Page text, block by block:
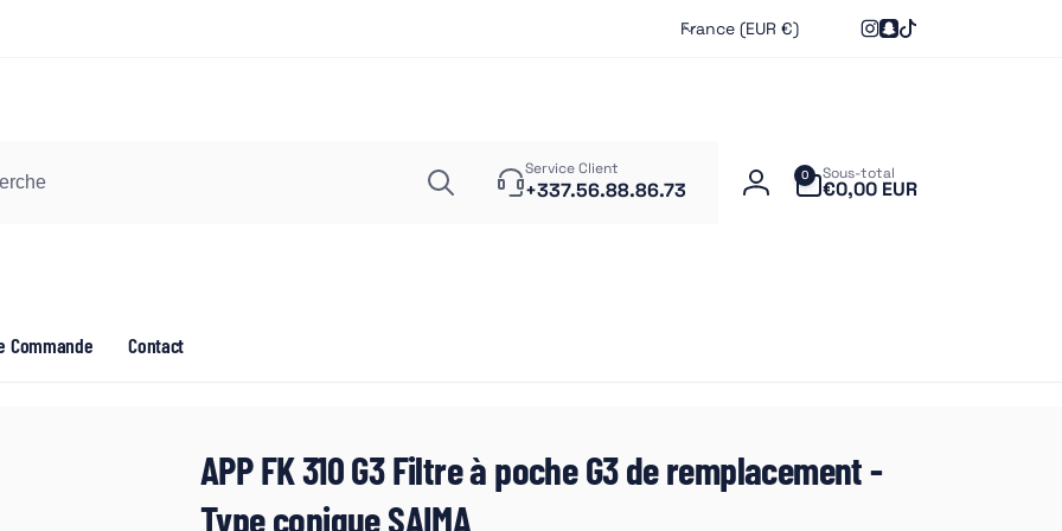
é
France (EUR €)
Instagram
Snapchat
TikTok
Service Client
+337.56.88.86.73 Connexion
0
0 articleSous-total
€0,00 EUR
Commande Contact
APP FK 310 G3 Filtre à poche G3 de remplacement -
Type conique SAIMA